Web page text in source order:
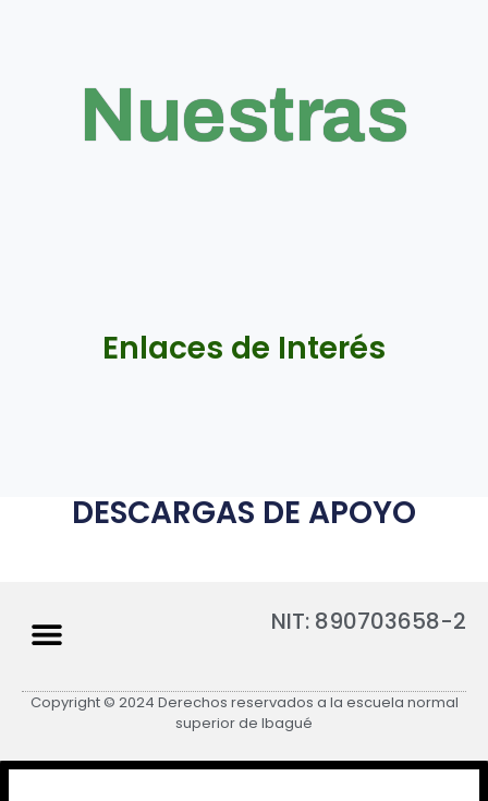
Nuestras
Enlaces de Interés
DESCARGAS DE APOYO
NIT: 890703658-2
Copyright © 2024 Derechos reservados a la escuela normal
superior de Ibagué